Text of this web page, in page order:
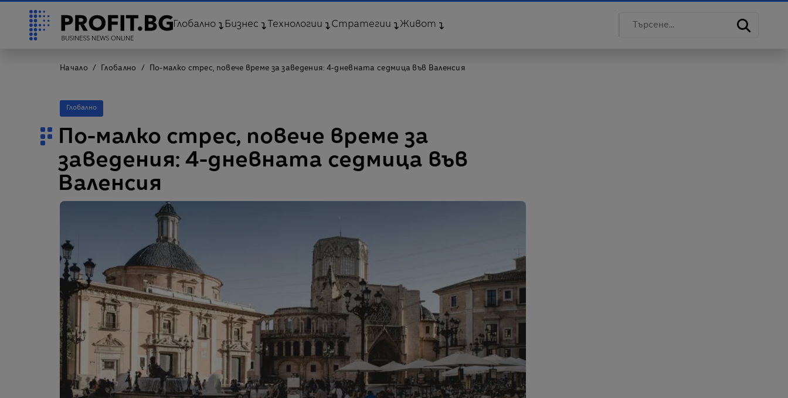
Глобално Бизнес Технологии Стратегии Живот
Начало Глобално По-малко стрес, повече време за заведения: 4-дневната седмица във Валенсия
Глобално
По-малко стрес, повече време за
заведения: 4-дневната седмица във
Валенсия